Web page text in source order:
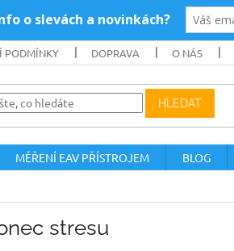
PODMÍNKY DOPRAVA O NÁS
HLEDAT
MĚŘENÍ EAV PŘÍSTROJEM BLOG
stresu